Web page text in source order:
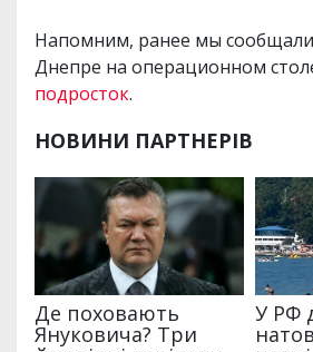
Напомним, ранее мы
Днепре на операционном
подросток.